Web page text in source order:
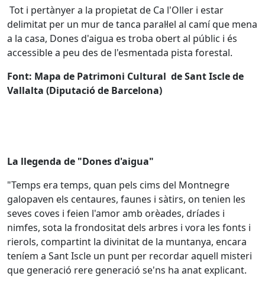
Tot i pertànyer a la propietat de Ca l'Oller i estar
delimitat per un mur de tanca paral·lel al camí que mena
a la casa, Dones d'aigua es troba obert al públic i és
accessible a peu des de l'esmentada pista forestal.
Font: Mapa de Patrimoni Cultural de Sant Iscle de
Vallalta (Diputació de Barcelona)
La llegenda de "Dones d'aigua"
"Temps era temps, quan pels cims del Montnegre
galopaven els centaures, faunes i sàtirs, on tenien les
seves coves i feien l'amor amb orèades, dríades i
nimfes, sota la frondositat dels arbres i vora les fonts i
rierols, compartint la divinitat de la muntanya, encara
teníem a Sant Iscle un punt per recordar aquell misteri
que generació rere generació se'ns ha anat explicant.